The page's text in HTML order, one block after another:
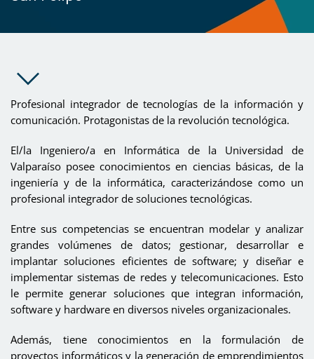
Profesional integrador de tecnologías de la información y
comunicación. Protagonistas de la revolución tecnológica.
El/la Ingeniero/a en Informática de la Universidad de
Valparaíso posee conocimientos en ciencias básicas, de la
ingeniería y de la informática, caracterizándose como un
profesional integrador de soluciones tecnológicas.
Entre sus competencias se encuentran modelar y analizar
grandes volúmenes de datos; gestionar, desarrollar e
implantar soluciones eficientes de software; y diseñar e
implementar sistemas de redes y telecomunicaciones. Esto
le permite generar soluciones que integran información,
software y hardware en diversos niveles organizacionales.
Además, tiene conocimientos en la formulación de
proyectos informáticos y la generación de emprendimientos